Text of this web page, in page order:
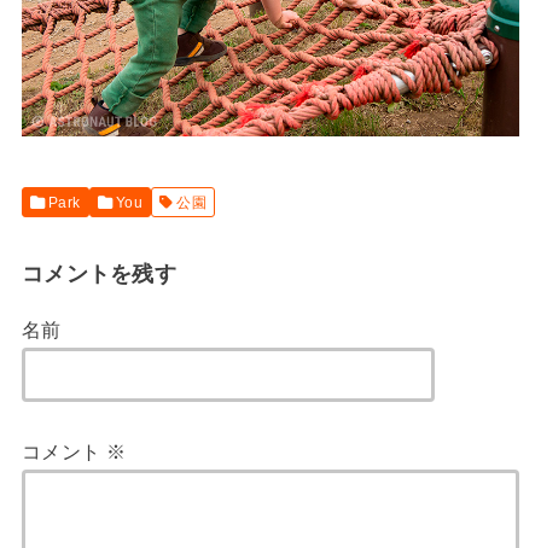
Park You 公園
コメントを残す
名前
コメント ※